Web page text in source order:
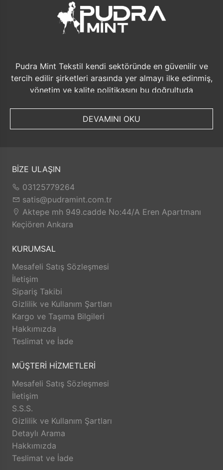
Pudra Mint Tekstil kendi sektöründe en güvenilir ve
tercih edilir şirketleri arasında yer almayı ilke edinmiş,
yönetim ve kalite politikasını bu doğrultuda
amacıyla aşağıdaki ana başlıkları belirlemiştir. •
Müşteri memnuniyeti odaklı yönetim sistemini
için gerekli kaynağın ayrılması ve iş planının
oluşturulmasını, • Örme kumaş boya ve apre
fabrikamızı hizmet ve kalite bakımından uluslar arası
boyutta söz sahibi sanayi kuruluşları arasında
tanınırlığı arttırmak • Sürekli gelişimi sağlamak ve
Çalışanlarının sağlığını, güvenliğini, bugününü ve
memnuniyetini artırmak amacıyla sürekli aktiviteler
düzenleyerek eğitim ve bireysel gelişimini artırmak,
şeffaf yönetim ilkesi doğrultusunda bilgi, sorumluluk
paylaşımı ile yetkilendirilmiş takım ruhunu sürekli
zinde tutmak. • Müşterilerimiz ile işbirliğini her
fırsatta geliştirmeyi amaçlamaktayız.
DEVAMINI OKU
BİZE ULAŞIN
03125779264
satis@pudramint.com.tr
Aktepe mh 949.cadde No:44/A Eren Apartmanı
Keçiören Ankara
KURUMSAL
Mesafeli Satış Sözleşmesi
İletişim
Sipariş Takibi
Gizlilik ve Kullanım Şartları
Kargo ve Taşıma Bilgileri
Hakkımızda
Teslimat ve İade
MÜŞTERİ HİZMETLERİ
Mesafeli Satış Sözleşmesi
İletişim
S.S.S.
Gizlilik ve Kullanım Şartları
Detaylı Arama
Hakkımızda
Teslimat ve İade